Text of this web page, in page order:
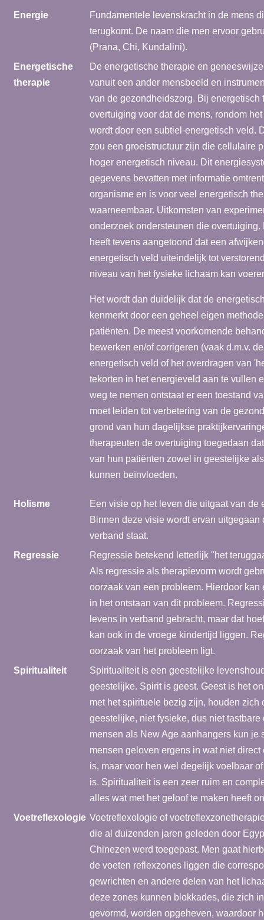
Energie
Fundamentele levenskracht in de mens
terugkomt. De naam die men ervoor
(Prana, Chi, Kundalini).
Energetische
therapie
De energetische therapie en
vanuit een ander mensbeeld en
van de gezondheidszorg. Bij energetisch
overtuiging voor dat de mens, rondom
wordt door een subtiel-energetisch veld.
zou een groeistructuur zijn die cellulaire
hoger energetisch niveau. Dit
gegevens bevatten met informatie
organisme en is voor veel energetisch
waarneembaar. Uitkomsten van
onderzoek ondersteunen die
heeft tevens aangetoond dat een
energetisch veld uiteindelijk tot
niveau van het fysieke lichaam kan
Het wordt dan duidelijk dat de
kenmerkt door een geheel eigen
patiënten. De meest voorkomende
bewerken en/of corrigeren (vaak d.m.v.
energetisch veld of het overdragen van
tekorten in het energieveld aan te vullen
weg te nemen ontstaat er een toestand
moet leiden tot verbetering van de
grond van hun dagelijkse
therapeuten de overtuiging toegedaan
van hun patiënten zowel in geestelijke
kunnen beïnvloeden.
Holisme
Een visie op het leven die uitgaat van de
Binnen deze visie wordt ervan uitgegaan
verband staat.
Regressie
Regressie betekend letterlijk "het
Als regressie als therapievorm wordt
oorzaak van een probleem. Hierdoor
in het ontstaan van dit probleem.
levens in verband gebracht, maar dat
kan ook in de vroege kindertijd liggen.
oorzaak van het probleem ligt.
Spiritualiteit
Spiritualiteit is een geestelijke
geestelijke. Spirit is geest. Geest is het
met het spirituele bezig zijn, houden zich
geestelijke, niet fysieke, dus niet
mensen als New Age aanhangers kun je
mensen geloven ergens in wat niet
is, maar voor hen wel degelijk voelbaar
is. Spiritualiteit is een zeer ruim en
alles wat met het geloof te maken heeft
Voetreflexologie Voetreflexologie of
die al duizenden jaren geleden door
Chinezen werd toegepast. Men gaat
de voeten reflexzones liggen die
gewrichten en andere delen van het
deze zones kunnen blokkades, die zich
gevormd, worden opgeheven, waardoor